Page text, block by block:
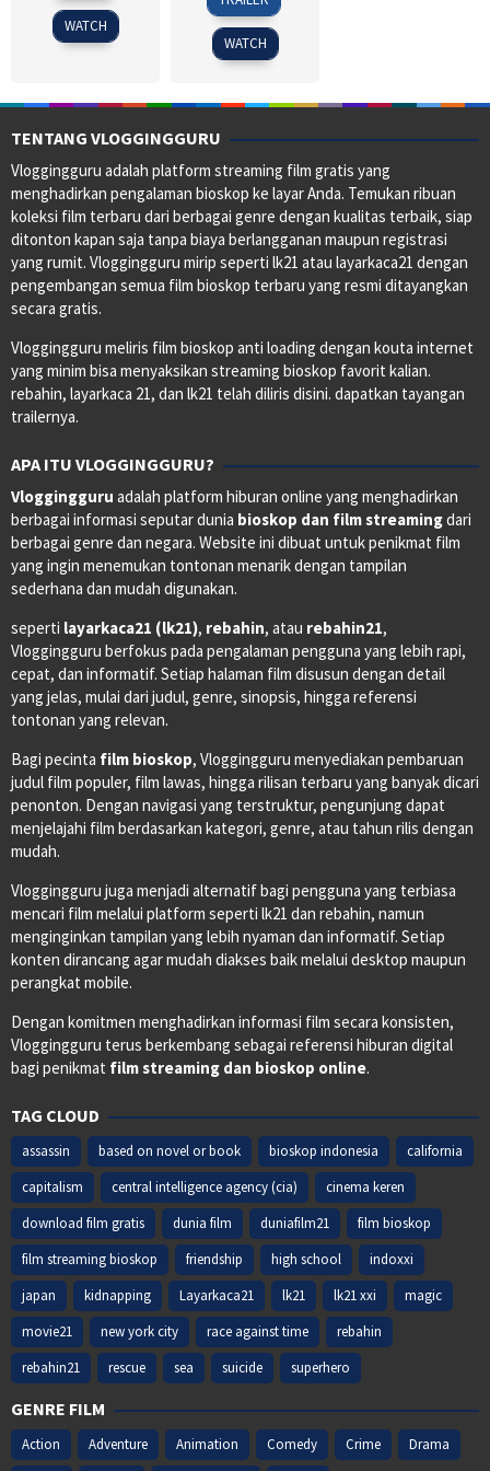
2013
WATCH
Nov
2012
Lee
WATCH
TENTANG VLOGGINGGURU
Vloggingguru adalah platform streaming film gratis yang
menghadirkan pengalaman bioskop ke layar Anda. Temukan ribuan
koleksi film terbaru dari berbagai genre dengan kualitas terbaik, siap
ditonton kapan saja tanpa biaya berlangganan maupun registrasi
yang rumit. Vloggingguru mirip seperti lk21 atau layarkaca21 dengan
pengembangan semua film bioskop terbaru yang resmi ditayangkan
secara gratis.
Vloggingguru meliris film bioskop anti loading dengan kouta internet
yang minim bisa menyaksikan streaming bioskop favorit kalian.
rebahin, layarkaca 21, dan lk21 telah diliris disini. dapatkan tayangan
trailernya.
APA ITU VLOGGINGGURU?
Vloggingguru adalah platform hiburan online yang menghadirkan
berbagai informasi seputar dunia bioskop dan film streamingdari
berbagai genre dan negara. Website ini dibuat untuk penikmat film
yang ingin menemukan tontonan menarik dengan tampilan
sederhana dan mudah digunakan.
seperti layarkaca21 (lk21), rebahin, atau rebahin21,
Vloggingguru berfokus pada pengalaman pengguna yang lebih rapi,
cepat, dan informatif. Setiap halaman film disusun dengan detail
yang jelas, mulai dari judul, genre, sinopsis, hingga referensi
tontonan yang relevan.
Bagi pecinta film bioskop, Vloggingguru menyediakan pembaruan
judul film populer, film lawas, hingga rilisan terbaru yang banyak dicari
penonton. Dengan navigasi yang terstruktur, pengunjung dapat
menjelajahi film berdasarkan kategori, genre, atau tahun rilis dengan
mudah.
Vloggingguru juga menjadi alternatif bagi pengguna yang terbiasa
mencari film melalui platform seperti lk21 dan rebahin, namun
menginginkan tampilan yang lebih nyaman dan informatif. Setiap
konten dirancang agar mudah diakses baik melalui desktop maupun
perangkat mobile.
Dengan komitmen menghadirkan informasi film secara konsisten,
Vloggingguru terus berkembang sebagai referensi hiburan digital
bagi penikmat film streaming dan bioskop online.
TAG CLOUD
assassin based on novel or book bioskop indonesia
california
capitalism
central intelligence agency (cia)
cinema keren
download film gratis
dunia film duniafilm21
film bioskop
film streaming bioskop
friendship high school
indoxxi
japan
kidnapping Layarkaca21 lk21 lk21 xxi
magic
movie21
new york city race against time
rebahin
rebahin21
rescue sea suicide superhero
GENRE FILM
Action Adventure Animation Comedy Crime
Drama